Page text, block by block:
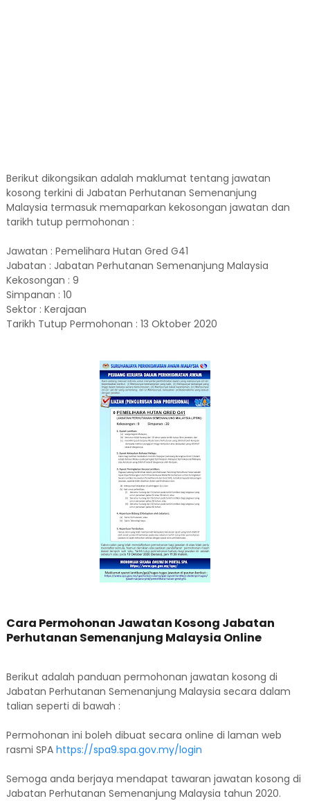
Berikut dikongsikan adalah maklumat tentang jawatan
kosong terkini di Jabatan Perhutanan Semenanjung
Malaysia termasuk memaparkan kekosongan jawatan dan
tarikh tutup permohonan :
Jawatan : Pemelihara Hutan Gred G41
Jabatan : Jabatan Perhutanan Semenanjung Malaysia
Kekosongan : 9
Simpanan : 10
Sektor : Kerajaan
Tarikh Tutup Permohonan : 13 Oktober 2020
Cara Permohonan Jawatan Kosong Jabatan
Perhutanan Semenanjung Malaysia Online
Berikut adalah panduan permohonan jawatan kosong di
Jabatan Perhutanan Semenanjung Malaysia secara dalam
talian seperti di bawah :
Permohonan ini boleh dibuat secara online di laman web
rasmi SPA https://spa9.spa.gov.my/login
Semoga anda berjaya mendapat tawaran jawatan kosong di
Jabatan Perhutanan Semenanjung Malaysia tahun 2020.